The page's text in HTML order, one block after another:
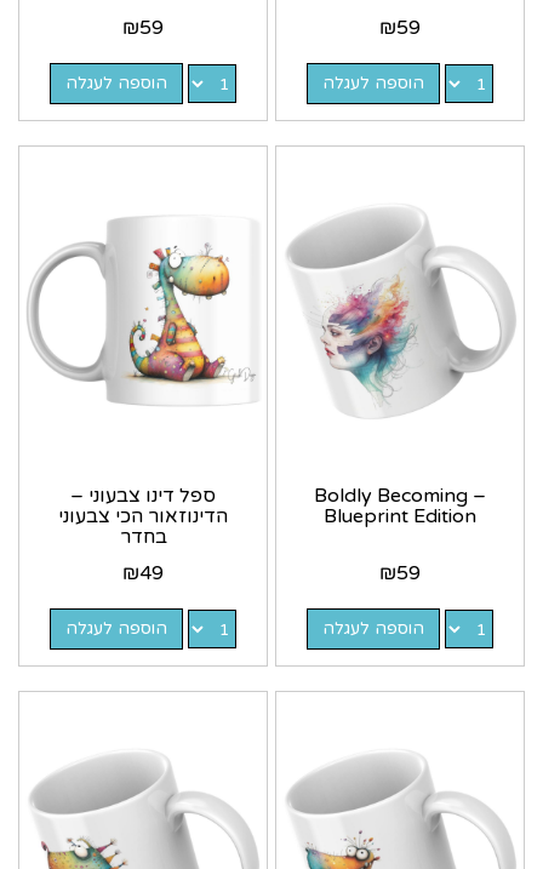
₪59
הוספה לעגלה
₪59
הוספה לעגלה
Boldly Becoming –
Blueprint Edition
₪59
הוספה לעגלה
ספל דינו צבעוני –
הדינוזאור הכי צבעוני
בחדר
₪49
הוספה לעגלה